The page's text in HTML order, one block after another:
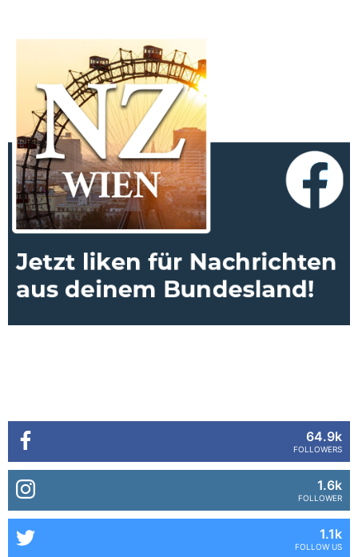
64.9k
FOLLOWERS
1.6k
FOLLOWER
1.1k
FOLLOW US